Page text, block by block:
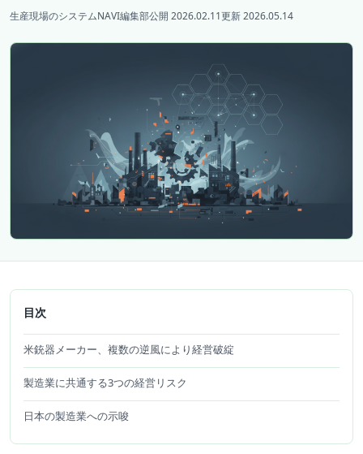
生産現場のシステムNAVI編集部公開 2026.02.11更新 2026.05.14
目次
米銃器メーカー、複数の逆風により経営破綻
製造業に共通する3つの経営リスク
日本の製造業への示唆